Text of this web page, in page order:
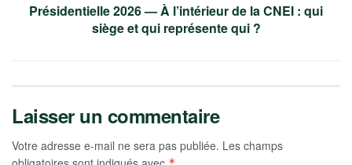
Présidentielle 2026 — À l’intérieur de la CNEI : qui
siège et qui représente qui ?
Laisser un commentaire
Votre adresse e-mail ne sera pas publiée. Les champs